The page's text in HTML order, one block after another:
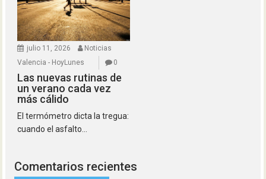
julio 11, 2026
Noticias
Valencia - HoyLunes
0
Las nuevas rutinas de
un verano cada vez
más cálido
El termómetro dicta la tregua:
cuando el asfalto...
Comentarios recientes